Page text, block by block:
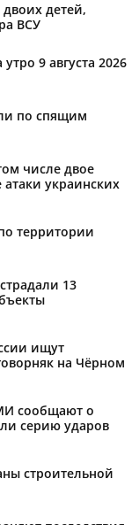
детей,
ВСУ
9 августа 2026
по спящим
числе двое
атаки украинских
территории
13
ищут
на Чёрном
сообщают о
серию ударов
строительной